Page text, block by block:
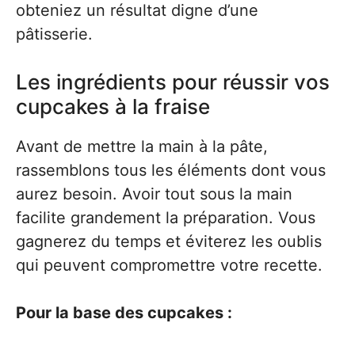
obteniez un résultat digne d’une
pâtisserie.
Les ingrédients pour réussir vos
cupcakes à la fraise
Avant de mettre la main à la pâte,
rassemblons tous les éléments dont vous
aurez besoin. Avoir tout sous la main
facilite grandement la préparation. Vous
gagnerez du temps et éviterez les oublis
qui peuvent compromettre votre recette.
Pour la base des cupcakes :